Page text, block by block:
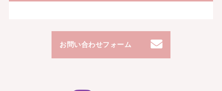
お問い合わせフォーム